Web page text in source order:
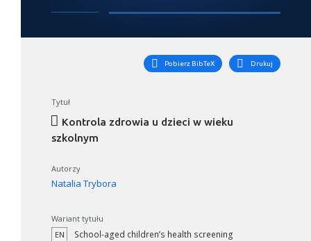
Pobierz BibTeX Drukuj
Tytuł
Kontrola zdrowia u dzieci w wieku
szkolnym
Autorzy
Natalia Trybora
Wariant tytułu
EN
School-aged children’s health screening